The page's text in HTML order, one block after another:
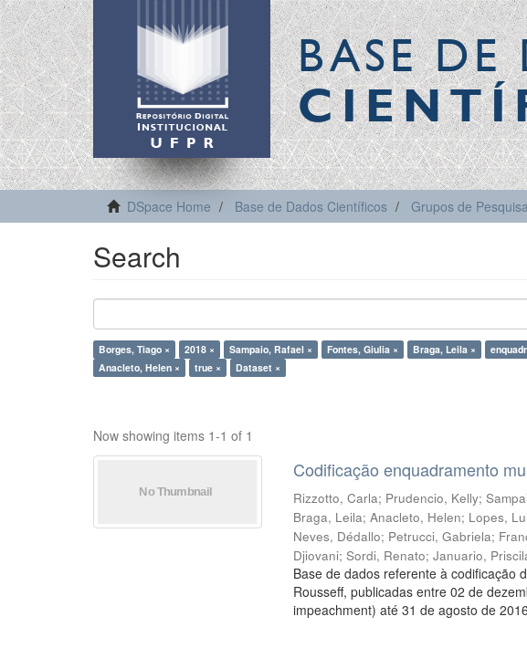
BASE DE
DSpace Home Base de Dados Científicos Grupos de
Search
Borges, Tiago × 2018 × Sampaio, Rafael × Fontes, Giulia × Braga, Leila ×
Anacleto, Helen ×
true × Dataset ×
Now showing items 1-1 of 1
Codificação enquadramento
Rizzotto, Carla; Prudencio, Kelly;
Braga, Leila;Anacleto, Helen; Lopes,
Neves, Dédallo; Petrucci, Gabriela;
Djiovani;Sordi, Renato;Januario,
Base de dados referente à codificação
Rousseff, publicadas entre 02 de
impeachment) até 31 de agosto de